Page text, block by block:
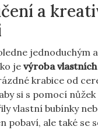
a
jednoduchým
jevýroba
krabice od
si s pomocí
vlastní bubínky
pobaví, ale také se